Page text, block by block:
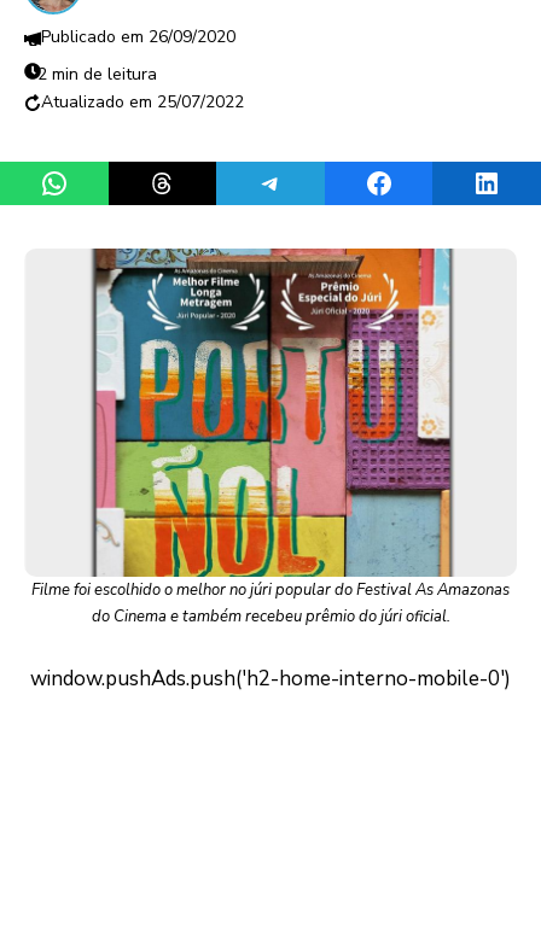
26/09/2020
2 min de leitura
25/07/2022
Share on WhatsAppShare on ThreadsShare on TelegramShare on Facebook
Filme foi escolhido o melhor no júri popular do Festival As Amazonas
do Cinema e também recebeu prêmio do júri oficial.